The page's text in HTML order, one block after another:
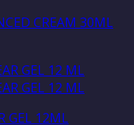
CREAM 30ML
GEL 12ML